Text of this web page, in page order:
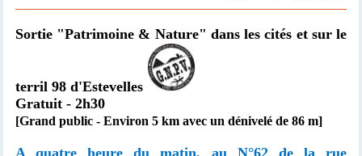
Sortie "Patrimoine & Nature" dans les cités et sur le
terril 98 d'Estevelles
Gratuit - 2h30
[Grand public - Environ 5 km avec un dénivelé de 86 m]
A quatre heure du matin, au N°62 de la rue